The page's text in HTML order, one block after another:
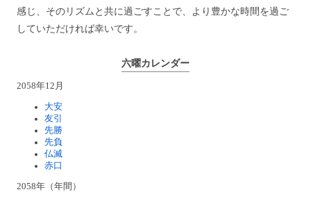
感じ、そのリズムと共に過ごすことで、より豊かな時間を過ご
していただければ幸いです。
六曜カレンダー
2058年12月
大安
友引
先勝
先負
仏滅
赤口
2058年（年間）